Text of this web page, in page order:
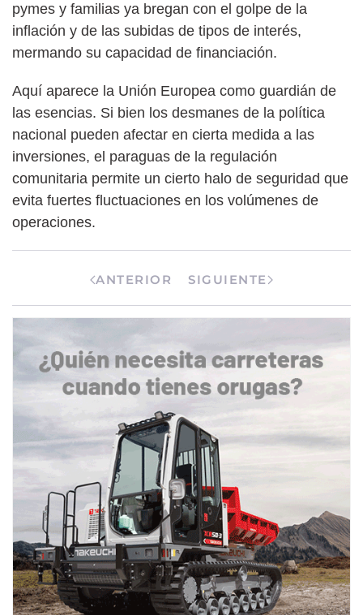
pymes y familias ya bregan con el golpe de la
inflación y de las subidas de tipos de interés,
mermando su capacidad de financiación.
Aquí aparece la Unión Europea como guardián de
las esencias. Si bien los desmanes de la política
nacional pueden afectar en cierta medida a las
inversiones, el paraguas de la regulación
comunitaria permite un cierto halo de seguridad que
evita fuertes fluctuaciones en los volúmenes de
operaciones.
ANTERIOR SIGUIENTE